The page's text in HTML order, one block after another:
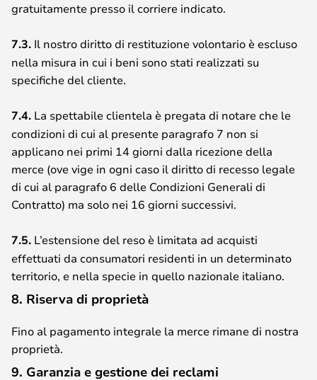
gratuitamente presso il corriere indicato.
7.3. Il nostro diritto di restituzione volontario è escluso
nella misura in cui i beni sono stati realizzati su
specifiche del cliente.
7.4. La spettabile clientela è pregata di notare che le
condizioni di cui al presente paragrafo 7 non si
applicano nei primi 14 giorni dalla ricezione della
merce (ove vige in ogni caso il diritto di recesso legale
di cui al paragrafo 6 delle Condizioni Generali di
Contratto) ma solo nei 16 giorni successivi.
7.5. L’estensione del reso è limitata ad acquisti
effettuati da consumatori residenti in un determinato
territorio, e nella specie in quello nazionale italiano.
8. Riserva di proprietà
Fino al pagamento integrale la merce rimane di nostra
proprietà.
9. Garanzia e gestione dei reclami